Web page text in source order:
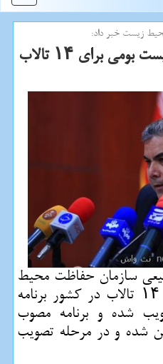
زیست خبر داد:
تصویب برنامه مدیریت زیست بومی برای ۱۴ تالاب
سازمان حفاظت محیط
زیست اظهار داشت: برای ۱۴ تالاب در كشور برنامه
شده و برنامه مصوب
تالاب تدوین شده و در مرحله تصویب